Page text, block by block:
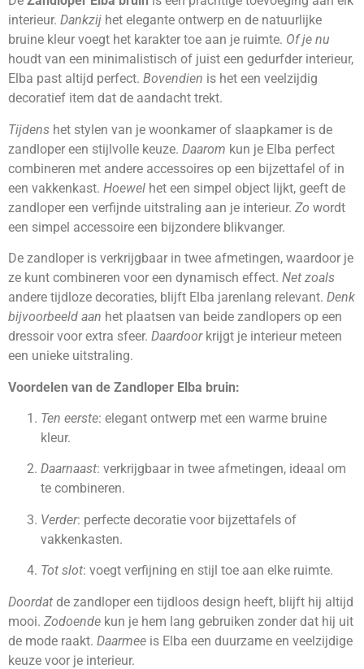
interieur. Dankzij het elegante ontwerp en de natuurlijke
bruine kleur voegt het karakter toe aan je ruimte. Of je nu
houdt van een minimalistisch of juist een gedurfder interieur,
Elba past altijd perfect. Bovendien is het een veelzijdig
decoratief item dat de aandacht trekt.
Tijdens het stylen van je woonkamer of slaapkamer is de
zandloper een stijlvolle keuze. Daarom kun je Elba perfect
combineren met andere accessoires op een bijzettafel of in
een vakkenkast. Hoewel het een simpel object lijkt, geeft de
zandloper een verfijnde uitstraling aan je interieur. Zo wordt
een simpel accessoire een bijzondere blikvanger.
De zandloper is verkrijgbaar in twee afmetingen, waardoor je
ze kunt combineren voor een dynamisch effect. Net zoals
andere tijdloze decoraties, blijft Elba jarenlang relevant. Denk
bijvoorbeeld aan het plaatsen van beide zandlopers op een
dressoir voor extra sfeer. Daardoorkrijgt je interieur meteen
een unieke uitstraling.
Voordelen van de Zandloper Elba bruin:
Ten eerste: elegant ontwerp met een warme bruine
kleur.
Daarnaast: verkrijgbaar in twee afmetingen, ideaal om
te combineren.
Verder: perfecte decoratie voor bijzettafels of
vakkenkasten.
Tot slot: voegt verfijning en stijl toe aan elke ruimte.
Doordat de zandloper een tijdloos design heeft, blijft hij altijd
mooi. Zodoende kun je hem lang gebruiken zonder dat hij uit
de mode raakt. Daarmee is Elba een duurzame en veelzijdige
keuze voor je interieur.